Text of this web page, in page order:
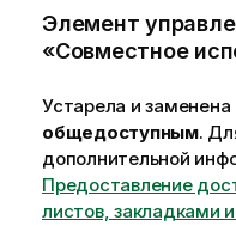
ф
о
м
а
ц
и
и
Элемент
«Совместное
Устарела и заменена
общедоступным.
дополнительной
Предоставление
листов, закладками